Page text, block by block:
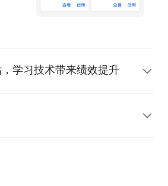
学习技术带来绩效提升